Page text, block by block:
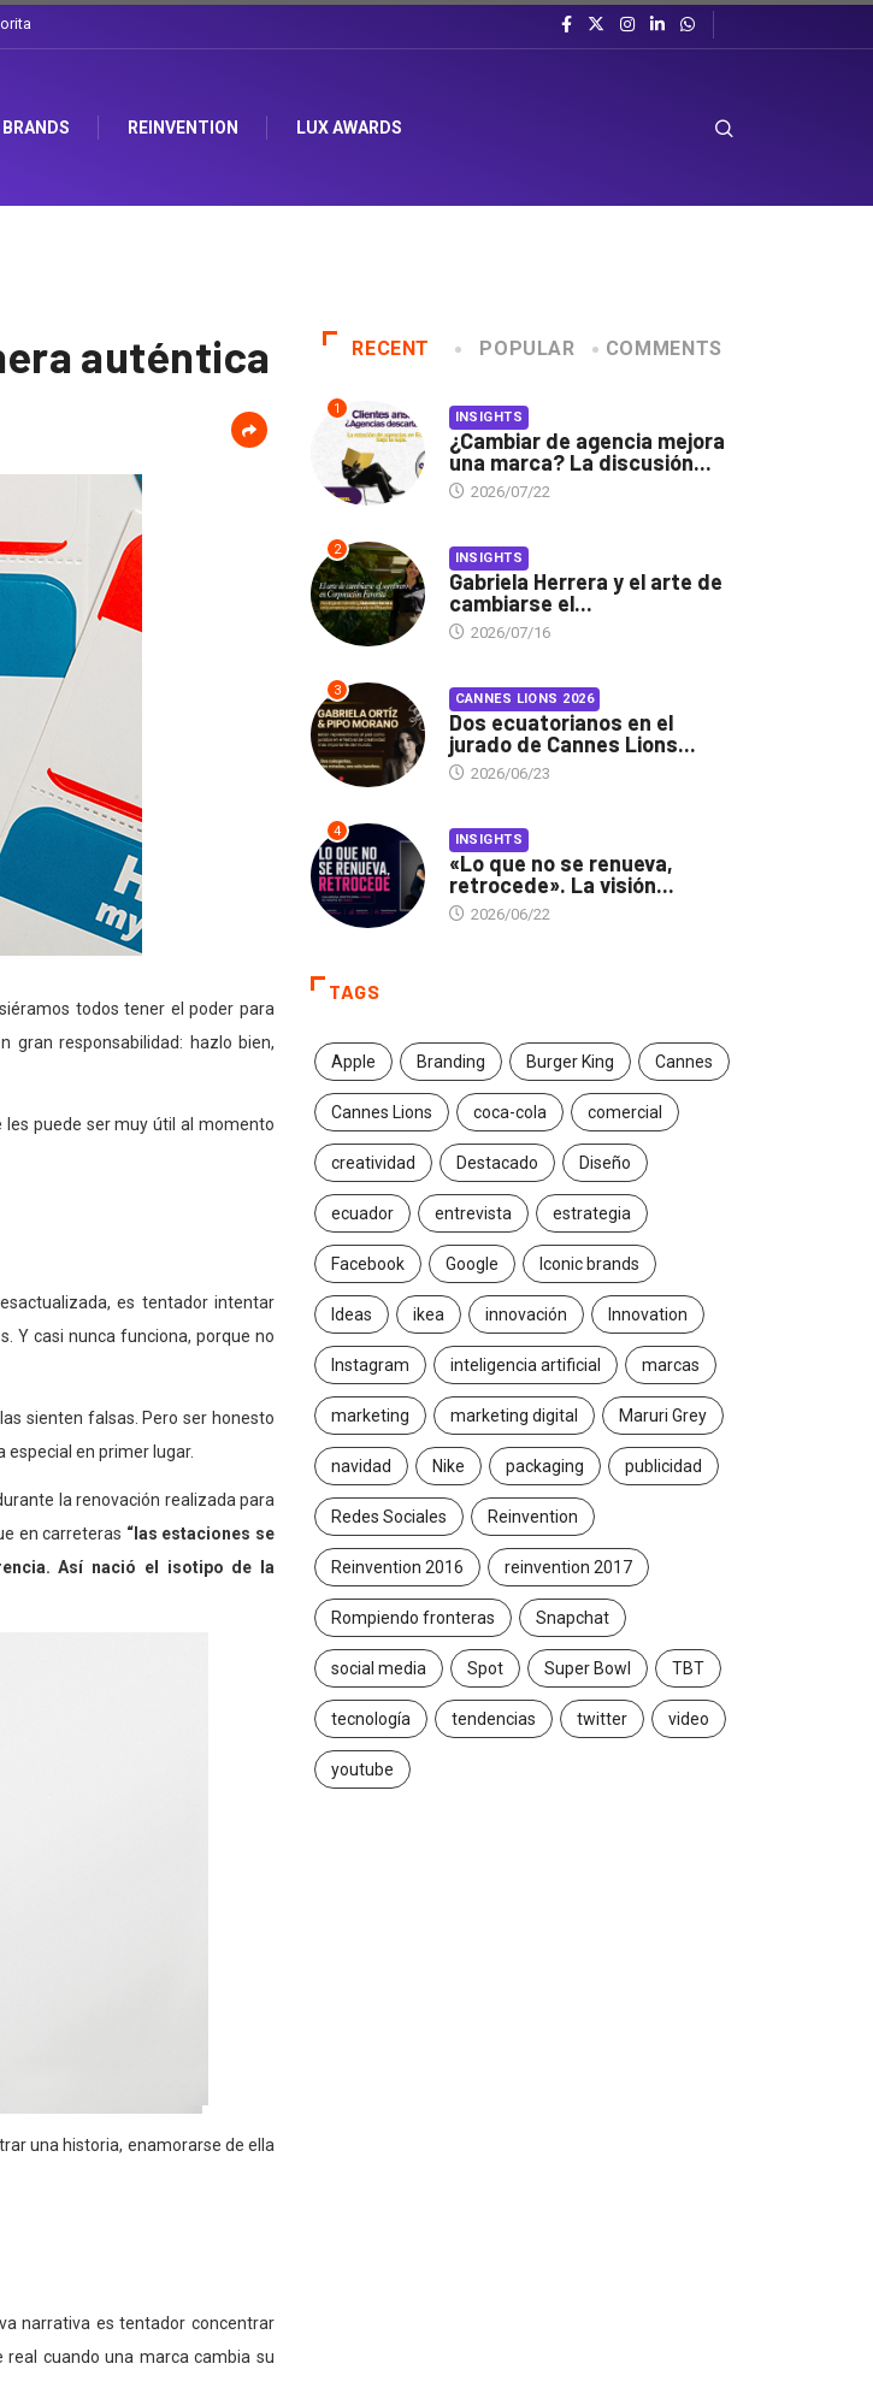
BRANDS REINVENTION LUX AWARDS
auténtica
todos tener el poder para
gran responsabilidad: hazlo bien,
puede ser muy útil al momento
es tentador intentar
Y casi nunca funciona, porque no
sienten falsas. Pero ser honesto
especial en primer lugar.
la renovación realizada para
en carreteras “las estaciones se
Así nació el isotipo de la
una historia, enamorarse de ella
narrativa es tentador concentrar
cuando una marca cambia su
RECENT POPULAR COMMENTS
1 INSIGHTS
¿Cambiar de agencia mejora
una marca? La discusión...
2026/07/22
2 INSIGHTS
Gabriela Herrera y el arte de
cambiarse el...
2026/07/16
3 CANNES LIONS 2026
Dos ecuatorianos en el
jurado de Cannes Lions...
2026/06/23
4 INSIGHTS
«Lo que no se renueva,
retrocede». La visión...
2026/06/22
TAGS
Apple Branding Burger King Cannes
Cannes Lions coca-cola comercial
creatividad Destacado Diseño
ecuador entrevista estrategia
Facebook Google Iconic brands
Ideas ikea innovación Innovation
Instagram inteligencia artificial marcas
marketing marketing digital Maruri Grey
navidad Nike packaging publicidad
Redes Sociales Reinvention
Reinvention 2016 reinvention 2017
Rompiendo fronteras Snapchat
social media Spot Super Bowl TBT
tecnología tendencias twitter video
youtube